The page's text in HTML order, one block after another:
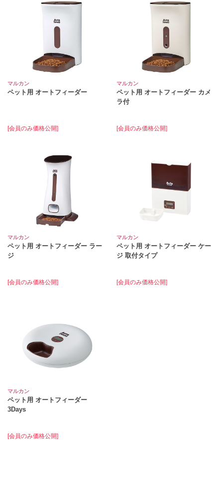
マルカン
ペット用 オートフィーダー
[会員のみ価格公開]
マルカン
ペット用 オートフィーダー カメ
ラ付
[会員のみ価格公開]
マルカン
ペット用 オートフィーダー ラー
ジ
[会員のみ価格公開]
マルカン
ペット用 オートフィーダー ケー
ジ 取付タイプ
[会員のみ価格公開]
マルカン
ペット用 オートフィーダー
3Days
[会員のみ価格公開]